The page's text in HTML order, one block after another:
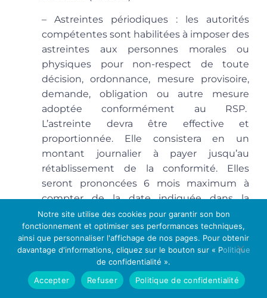
– Astreintes périodiques : les autorités
compétentes sont habilitées à imposer des
astreintes aux personnes morales ou
physiques pour non-respect de toute
décision, ordonnance, mesure provisoire,
demande, obligation ou autre mesure
adoptée conformément au RSP.
L’astreinte devra être effective et
proportionnée. Elle consistera en un
montant journalier à payer jusqu’au
rétablissement de la conformité. Elles
seront prononcées 6 mois maximum à
compter de la date indiquée dans la
décision infligeant l’astreinte (art. 98.1). Les
seuils maximum des astreintes sont les
suivants :
Personne physique Personne morale
Notre site utilise des cookies pour garantir son bon
fonctionnement et optimiser ses performances techniques,
ainsi que personnaliser l'affichage de nos pages. Pour obtenir
davantage d'informations, cliquez sur le bouton sur « Politique
de confidentialité ».
Accepter
Refuser Politique de confidentialité